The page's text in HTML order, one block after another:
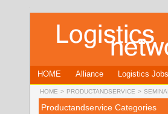
HOME Alliance Logistics Jobs
HOME > PRODUCTANDSERVICE >
Productandservice Categories